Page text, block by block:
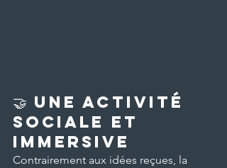
🤝 Une activité
sociale et
immersive
Contrairement aux idées reçues, la